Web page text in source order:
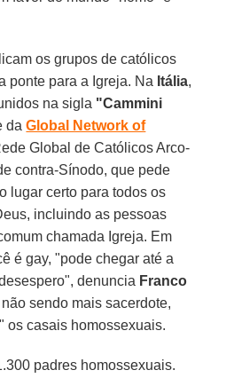
os grupos de católicos
ponte para a Igreja. Na Itália,
na sigla "Cammini
daGlobal Network of
Global de Católicos Arco-
contra-Sínodo, que pede
lugar certo para todos os
incluindo as pessoas
chamada Igreja. Em
é gay, "pode chegar até a
denuncia Franco
sendo mais sacerdote,
os casais homossexuais.
padres homossexuais.